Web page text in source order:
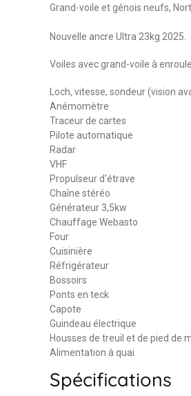
Grand-voile et génois neufs,
Nouvelle ancre Ultra 23kg 2025.
Voiles avec grand-voile à
Loch, vitesse, sondeur (vision
Anémomètre
Traceur de cartes
Pilote automatique
Radar
VHF
Propulseur d'étrave
Chaîne stéréo
Générateur 3,5kw
Chauffage Webasto
Four
Cuisinière
Réfrigérateur
Bossoirs
Ponts en teck
Capote
Guindeau électrique
Housses de treuil et de pied de
Alimentation à quai
Spécifications